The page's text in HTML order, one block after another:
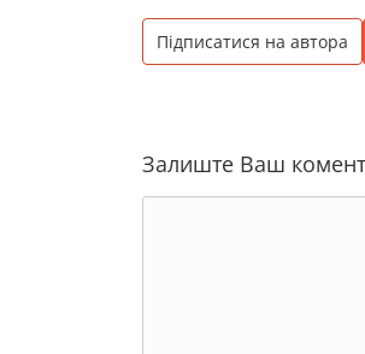
Підписатися на автора
Залиште Ваш